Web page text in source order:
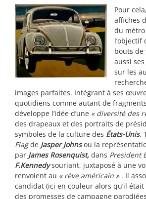
Pour
affiches
du
bouts de
aussi
sur les
images parfaites. Intégrant à ses
quotidiens comme autant de
développe l’idée d’une « diversité des
des drapeaux et des portraits de
symboles de la culture des États-Unis.
Flagde Jasper Johnsou la
par James Rosenquist, dans President
F.Kennedysouriant, juxtaposé à une
renvoient au « rêve américain ». Il
candidat (ici en couleur alors qu’il
des promesses de campagne